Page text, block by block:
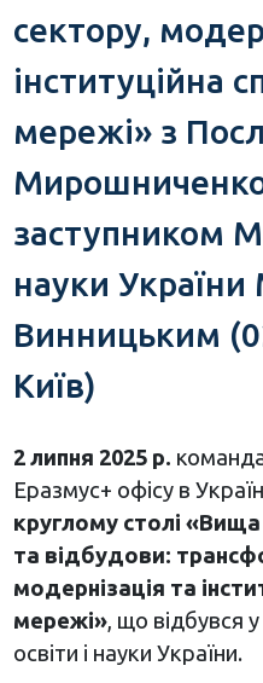
сектору,
інституційна
мережі» з
заступником
науки
Винницьким
Київ)
2 липня 2025 р.
Еразмус+ офісу в
круглому столі «Вища
та відбудови:
модернізація та
мережі», що відбувся
освіти і науки України.